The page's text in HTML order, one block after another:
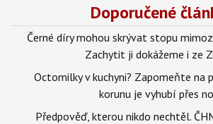
Doporučené
Černé díry mohou skrývat stopu
Zachytit ji dokážeme i ze
Octomilky v kuchyni? Zapomeňte na
korunu je vyhubí přes
Předpověď, kterou nikdo nechtěl.